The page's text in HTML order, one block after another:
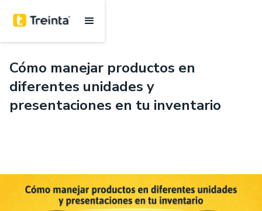
Cómo manejar productos en
diferentes unidades y
presentaciones en tu inventario